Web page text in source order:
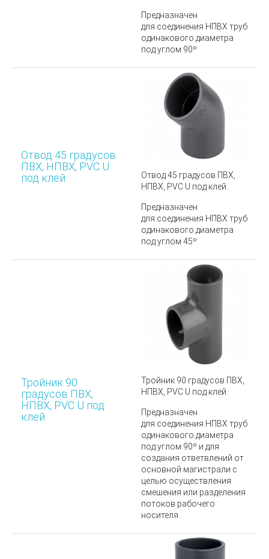
Предназначен
для соединения НПВХ труб
одинакового диаметра
под углом 90º
Отвод 45 градусов
ПВХ, НПВХ, PVC U
под клей
Отвод 45 градусов ПВХ,
НПВХ, PVC U под клей.
Предназначен
для соединения НПВХ труб
одинакового диаметра
под углом 45º
Тройник 90
градусов ПВХ,
НПВХ, PVC U под
клей
Тройник 90 градусов ПВХ,
НПВХ, PVC U под клей.
Предназначен
для соединения НПВХ труб
одинакового диаметра
под углом 90º и для
создания ответвлений от
основной магистрали с
целью осуществления
смешения или разделения
потоков рабочего
носителя.